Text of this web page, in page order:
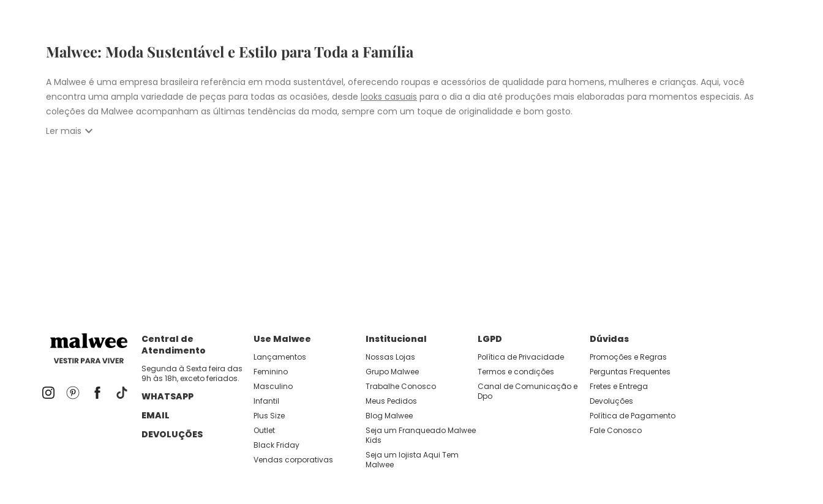
Malwee: Moda Sustentável e Estilo para Toda a Família
A Malwee é uma empresa brasileira referência em moda sustentável, oferecendo roupas e acessórios de qualidade para homens, mulheres e crianças. Aqui, você
encontra uma ampla variedade de peças para todas as ocasiões, desde looks casuais para o dia a dia até produções mais elaboradas para momentos especiais. As
coleções da Malwee acompanham as últimas tendências da moda, sempre com um toque de originalidade e bom gosto.
Ler mais expand_more
Central de
Atendimento
Segunda à Sexta feira das
9h às 18h, exceto feriados.
WHATSAPP
EMAIL
DEVOLUÇÕES
Use Malwee
Lançamentos
Feminino
Masculino
Infantil
Plus Size
Outlet
Black Friday
Vendas corporativas
Institucional
Nossas Lojas
Grupo Malwee
Trabalhe Conosco
Meus Pedidos
Blog Malwee
Seja um Franqueado Malwee
Kids
Seja um lojista Aqui Tem
Malwee
LGPD
Política de Privacidade
Termos e condições
Canal de Comunicação e
Dpo
Dúvidas
Promoções e Regras
Perguntas Frequentes
Fretes e Entrega
Devoluções
Política de Pagamento
Fale Conosco